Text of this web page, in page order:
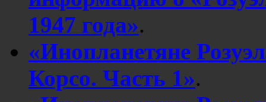
1947 года».
«Инопланетяне
Корсо. Часть 1».